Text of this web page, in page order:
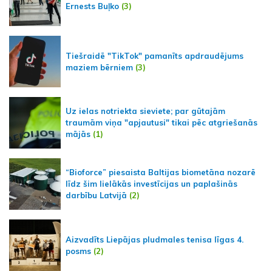
Ernests Buļko (3)
Tiešraidē "TikTok" pamanīts apdraudējums
maziem bērniem (3)
Uz ielas notriekta sieviete; par gūtajām
traumām viņa "apjautusi" tikai pēc atgriešanās
mājās (1)
“Bioforce” piesaista Baltijas biometāna nozarē
līdz šim lielākās investīcijas un paplašinās
darbību Latvijā (2)
Aizvadīts Liepājas pludmales tenisa līgas 4.
posms (2)